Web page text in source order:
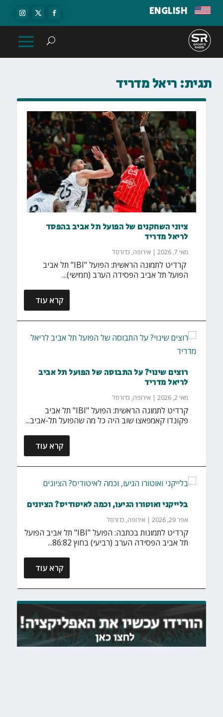
ENGLISH
תגית: ריאל מדריד
ציוני השחקנים של הפועל תל אביב בהפסד
לריאל מדריד
מאי 7, 2026 | אירופה, כדורסל
‏ קרדיט לתמונה הראשית: הפועל "IBI" תל אביב
הפועל תל אביב הפסידה הערב (חמישי)...
קרא עוד
רוצים שינוי? על התבוסה של הפועל תל אביב
לריאל מדריד
מאי 2, 2026 | אירופה, כדורסל
קרדיט לתמונה הראשית: הפועל "IBI" תל אביב
פקונדו קאמפאצו שוב היה כל מה שהפועל תל-אביב...
קרא עוד
בלייקני ואוטורו הגיעו, וכמה לאיטודיס? הציונים
אפר 29, 2026 | אירופה, כדורסל
קרדיט לתמונות בכתבה: הפועל "IBI" תל אביב הפועל
תל אביב הפסידה הערב (רביעי) בחוץ 86:82...
קרא עוד